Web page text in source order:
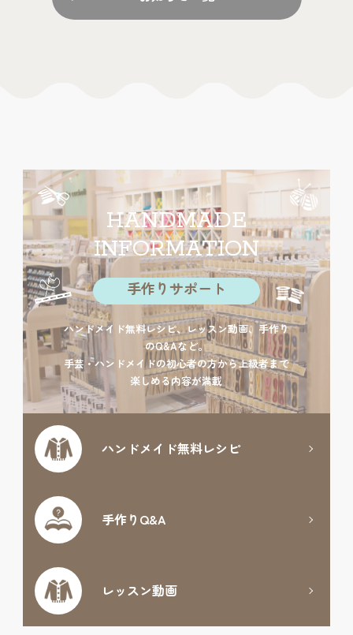
HANDMADE
INFORMATION
手作りサポート
ハンドメイド無料レシピ、レッスン動画、手作り
のQ&Aなど。
手芸・ハンドメイドの初心者の方から上級者まで
楽しめる内容が満載
ハンドメイド無料レシピ
手作りQ&A
レッスン動画